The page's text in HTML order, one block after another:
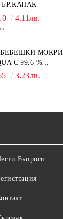
БР.КАПАК
4.11лв.
БЕБЕШКИ МОКРИ
С 99.6 %
3.23лв.
Въпроси